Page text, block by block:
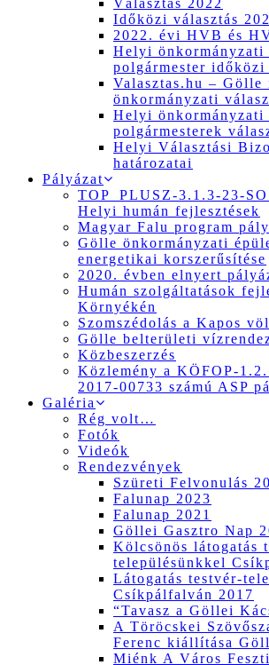
Választás 2022
Időközi választás
2022. évi HVB és
Helyi önkormányzati
polgármester időközi
Valasztas.hu – Gölle
önkormányzati
Helyi önkormányzati
polgármesterek
Helyi Választási
határozatai
Pályázat
TOP_PLUSZ-3.1.3-23-
Helyi humán fejlesztések
Magyar Falu program
Gölle önkormányzati
energetikai korszerűsítése
2020. évben elnyert
Humán szolgáltatások
Környékén
Szomszédolás a Kapos
Gölle belterületi
Közbeszerzés
Közlemény a KÖFOP-
2017-00733 számú ASP
Galéria
Rég volt…
Fotók
Videók
Rendezvények
Szüreti Felvonulás
Falunap 2023
Falunap 2021
Göllei Gasztro Nap
Kölcsönös látogatás
településünkkel
Látogatás testvér-
Csíkpálfalván 2017
“Tavasz a Göllei
A Töröcskei
Ferenc kiállítása
Miénk A Város